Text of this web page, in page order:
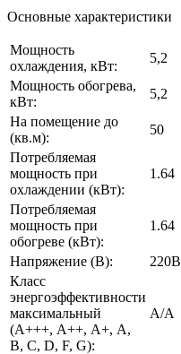
Основные характеристики
Мощность
охлаждения, кВт:
5,2
Мощность обогрева,
кВт:
5,2
На помещение до
(кв.м):
50
Потребляемая
мощность при
охлаждении (кВт):
1.64
Потребляемая
мощность при
обогреве (кВт):
1.64
Напряжение (В):
220В
Класс
энергоэффективности
максимальный
(A+++, A++, A+, A,
B, C, D, F, G):
A/A